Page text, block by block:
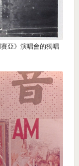
亞》演唱會的獨唱